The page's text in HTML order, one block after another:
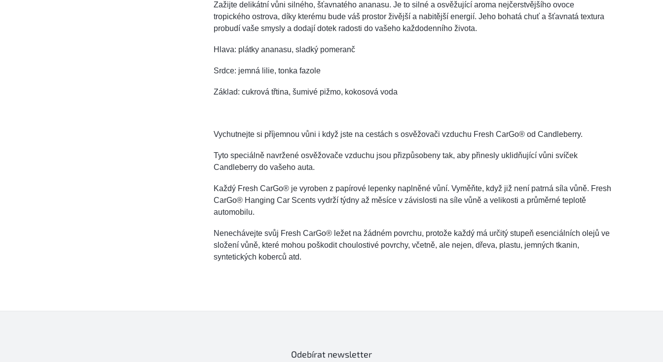
Zažijte delikátní vůni silného, ​​šťavnatého ananasu. Je to silné a osvěžující aroma nejčerstvějšího ovoce
tropického ostrova, díky kterému bude váš prostor živější a nabitější energií. Jeho bohatá chuť a šťavnatá textura
probudí vaše smysly a dodají dotek radosti do vašeho každodenního života.
Hlava: plátky ananasu, sladký pomeranč
Srdce: jemná lilie, tonka fazole
Základ: cukrová třtina, šumivé pižmo, kokosová voda
Vychutnejte si příjemnou vůni i když jste na cestách s osvěžovači vzduchu Fresh CarGo® od Candleberry.
Tyto speciálně navržené osvěžovače vzduchu jsou přizpůsobeny tak, aby přinesly uklidňující vůni svíček
Candleberry do vašeho auta.
Každý Fresh CarGo® je vyroben z papírové lepenky naplněné vůní. Vyměňte, když již není patrná síla vůně. Fresh
CarGo® Hanging Car Scents vydrží týdny až měsíce v závislosti na síle vůně a velikosti a průměrné teplotě
automobilu.
Nenechávejte svůj Fresh CarGo® ležet na žádném povrchu, protože každý má určitý stupeň esenciálních olejů ve
složení vůně, které mohou poškodit choulostivé povrchy, včetně, ale nejen, dřeva, plastu, jemných tkanin,
syntetických koberců atd.
Odebírat newsletter